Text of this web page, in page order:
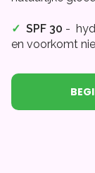
✓ SPF 30 -
en voorkomt